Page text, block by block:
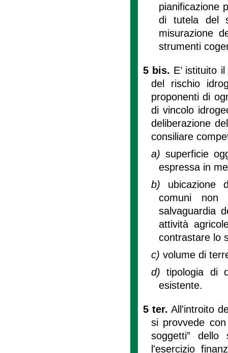
pianificazione
di tutela del
misurazione
strumenti
5 bis. E’ istituito
del rischio
proponenti di
di vincolo
deliberazione
consiliare
a) superficie
espressa in
b) ubicazione
comuni non
salvaguardia
attività
contrastare lo
c) volume di
d)tipologia di
esistente.
5 ter.All'introito
si provvede
soggetti”
l'esercizio